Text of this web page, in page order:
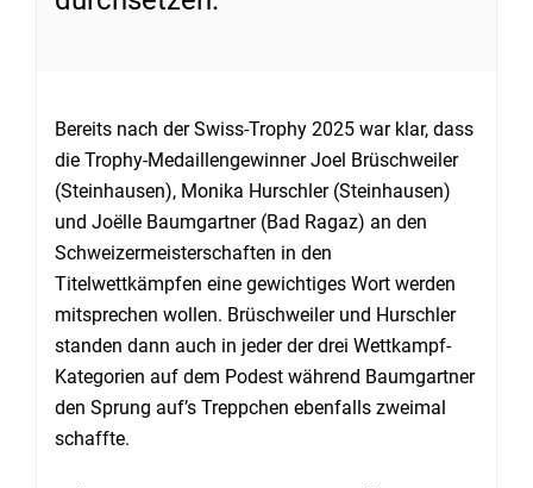
Bereits nach der Swiss-Trophy 2025 war klar, dass
die Trophy-Medaillengewinner Joel Brüschweiler
(Steinhausen), Monika Hurschler (Steinhausen)
und Joëlle Baumgartner (Bad Ragaz) an den
Schweizermeisterschaften in den
Titelwettkämpfen eine gewichtiges Wort werden
mitsprechen wollen. Brüschweiler und Hurschler
standen dann auch in jeder der drei Wettkampf-
Kategorien auf dem Podest während Baumgartner
den Sprung auf’s Treppchen ebenfalls zweimal
schaffte.